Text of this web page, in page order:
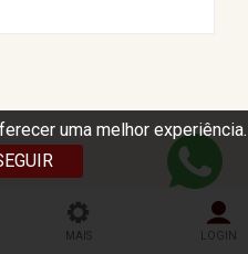
uma melhor experiência.
MAIS LOGIN